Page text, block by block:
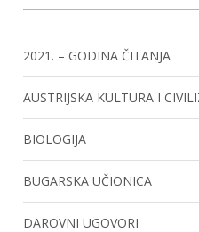
2021. – GODINA ČITANJA
AUSTRIJSKA KULTURA I
BIOLOGIJA
BUGARSKA UČIONICA
DAROVNI UGOVORI